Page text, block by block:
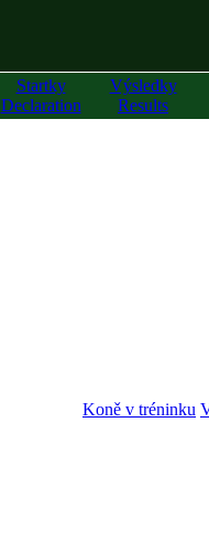
Startky
Declaration
Výsledky
Results
Koně v tréninku